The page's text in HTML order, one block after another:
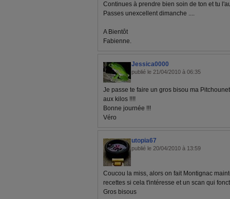
Continues à prendre bien soin de ton et tu
Passes unexcellent dimanche ....
A Bientôt
Fabienne.
Jessica0000
publié le 21/04/2010 à 06:35
Je passe te faire un gros bisou ma
aux kilos !!!!
Bonne journée !!!
Véro
utopia67
publié le 20/04/2010 à 13:59
Coucou la miss, alors on fait Montignac
recettes si cela t'intéresse et un scan qui
Gros bisous